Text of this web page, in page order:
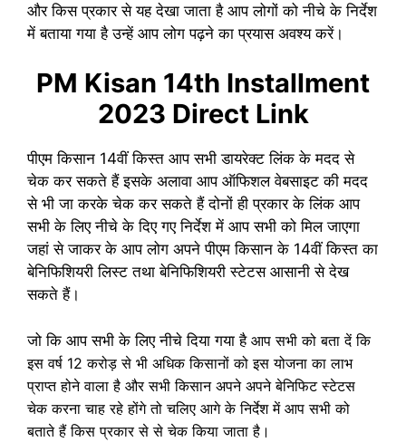
और किस प्रकार से यह देखा जाता है आप लोगों को नीचे के निर्देश
में बताया गया है उन्हें आप लोग पढ़ने का प्रयास अवश्य करें।
PM Kisan 14th Installment
2023 Direct Link
पीएम किसान 14वीं किस्त आप सभी डायरेक्ट लिंक के मदद से
चेक कर सकते हैं इसके अलावा आप ऑफिशल वेबसाइट की मदद
से भी जा करके चेक कर सकते हैं दोनों ही प्रकार के लिंक आप
सभी के लिए नीचे के दिए गए निर्देश में आप सभी को मिल जाएगा
जहां से जाकर के आप लोग अपने पीएम किसान के 14वीं किस्त का
बेनिफिशियरी लिस्ट तथा बेनिफिशियरी स्टेटस आसानी से देख
सकते हैं।
जो कि आप सभी के लिए नीचे दिया गया है आप सभी को बता दें कि
इस वर्ष 12 करोड़ से भी अधिक किसानों को इस योजना का लाभ
प्राप्त होने वाला है और सभी किसान अपने अपने बेनिफिट स्टेटस
चेक करना चाह रहे होंगे तो चलिए आगे के निर्देश में आप सभी को
बताते हैं किस प्रकार से से चेक किया जाता है।